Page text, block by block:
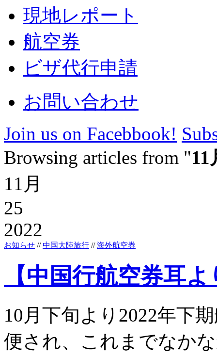
現地レポート
航空券
ビザ代行申請
お問い合わせ
Join us on Facebbook!
Browsing articles from "11
11月
25
2022
お知らせ //中国大陸旅行 //海外航空券
【中国行航空券耳
10月下旬より2022年下
便され、これまでなか